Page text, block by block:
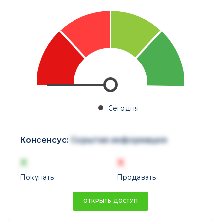
Сегодня
Консенсус: Скрытая информация
X
Покупать
X
Продавать
ОТКРЫТЬ ДОСТУП